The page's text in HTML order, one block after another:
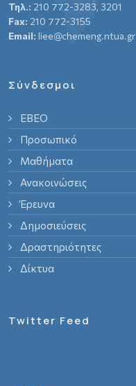
Τηλ.: 210 772-3283, 3201
Fax: 210 772-3155
Email: liee@chemeng.ntua.gr
Σύνδεσμοι
ΕΒΕΟ
Προσωπικό
Μαθήματα
Ανακοινώσεις
Έρευνα
Δημοσιεύσεις
Δραστηριότητες
Δίκτυα
Twitter Feed